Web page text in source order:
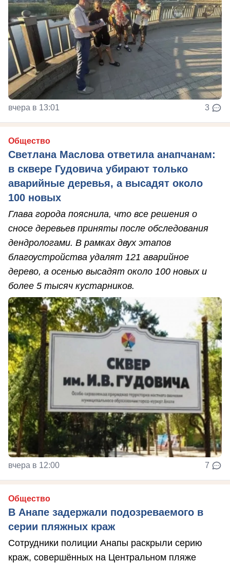
вчера в 13:01 3
Общество
Светлана Маслова ответила анапчанам:
в сквере Гудовича убирают только
аварийные деревья, а высадят около
100 новых
Глава города пояснила, что все решения о
сносе деревьев приняты после обследования
дендрологами. В рамках двух этапов
благоустройства удалят 121 аварийное
дерево, а осенью высадят около 100 новых и
более 5 тысяч кустарников.
вчера в 12:00 7
Общество
В Анапе задержали подозреваемого в
серии пляжных краж
Сотрудники полиции Анапы раскрыли серию
краж, совершённых на Центральном пляже